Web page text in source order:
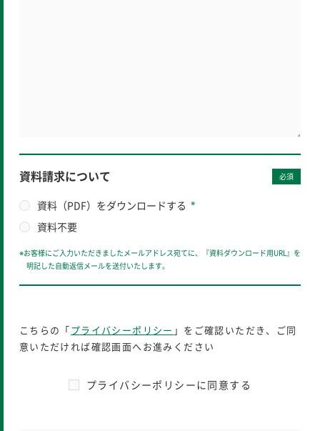
資料請求について 必須
資料（PDF）をダウンロードする
資料不要
※
※お客様にご入力いただきましたメールアドレス宛てに、『資料ダウンロード用URL』を
明記した自動返信メールを送付いたします。
こちらの「プライバシーポリシー 」をご確認いただき、ご同
意いただければ確認画面へお進みください
プライバシーポリシーに同意する